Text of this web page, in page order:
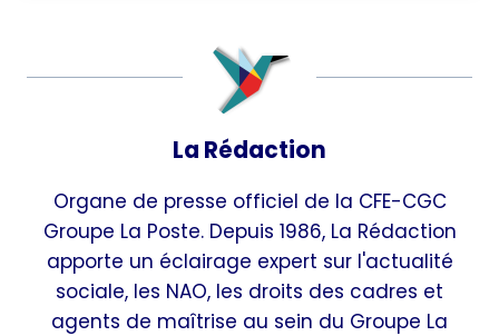
La Rédaction
Organe de presse officiel de la CFE-CGC
Groupe La Poste. Depuis 1986, La Rédaction
apporte un éclairage expert sur l'actualité
sociale, les NAO, les droits des cadres et
agents de maîtrise au sein du Groupe La